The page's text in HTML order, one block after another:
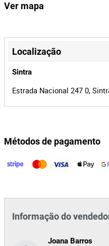
Equipamento testado e
Referência
Id do leilão 41545
Id do lote
Ver mapa
+
−
Localização
Sintra
Estrada Nacional 247 0,
Métodos de pagamento
Informação do
Joana Barros